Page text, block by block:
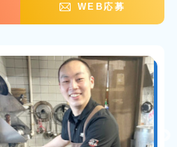
WEB応募